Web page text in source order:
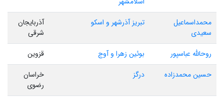
محمداسماعیل
سعیدی
تبریز آذرشهر و اسکو
آذربایجان
شرقی
روحالله عباسپور
بوئین زهرا و آوج
قزوین
حسین محمدزاده
درگز
خراسان
رضوی